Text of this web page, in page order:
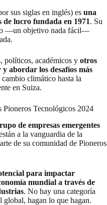
sus siglas en inglés) es una
lucro fundada en 1971. Su
—un objetivo nada fácil—
políticos, académicos y otros
abordar los desafíos más
cambio climático hasta la
en Suiza.
Tecnológicos 2024
de empresas emergentes
a la vanguardia de la
de su comunidad de Pioneros
para impactar
mundial a través de
. No hay una categoría
hagan lo que hagan.